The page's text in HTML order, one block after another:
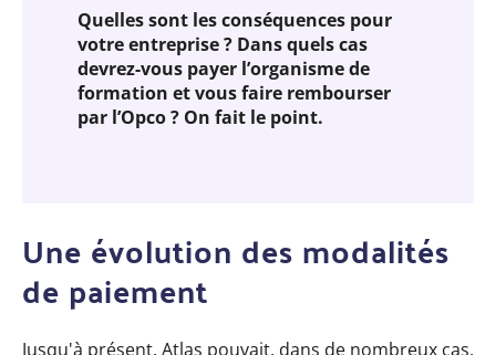
Quelles sont les conséquences pour
votre entreprise ? Dans quels cas
devrez-vous payer l’organisme de
formation et vous faire rembourser
par l’Opco ? On fait le point.
Une évolution des modalités
de paiement
Jusqu'à présent, Atlas pouvait, dans de nombreux cas,